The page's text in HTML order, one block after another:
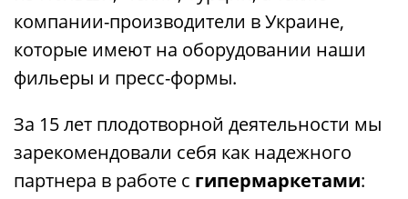
компании-производители в Украине,
которые имеют на оборудовании наши
фильеры и пресс-формы.
За 15 лет плодотворной деятельности мы
зарекомендовали себя как надежного
партнера в работе с гипермаркетами: